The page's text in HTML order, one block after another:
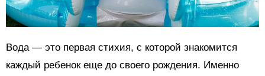
Вода — это первая стихия, с которой знакомится
каждый ребенок еще до своего рождения. Именно